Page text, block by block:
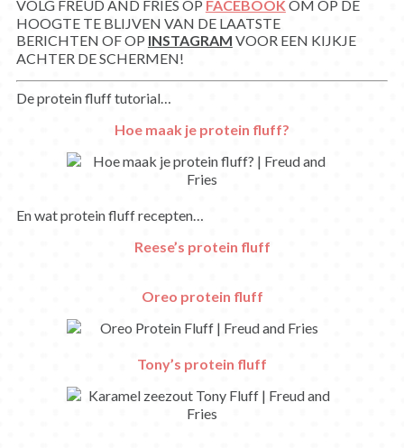
VOLG FREUD AND FRIES OP FACEBOOK OM OP DE
HOOGTE TE BLIJVEN VAN DE LAATSTE
BERICHTEN OF OP INSTAGRAM VOOR EEN KIJKJE
ACHTER DE SCHERMEN!
De protein fluff tutorial…
Hoe maak je protein fluff?
En wat protein fluff recepten…
Reese’s protein fluff
Oreo protein fluff
Tony’s protein fluff